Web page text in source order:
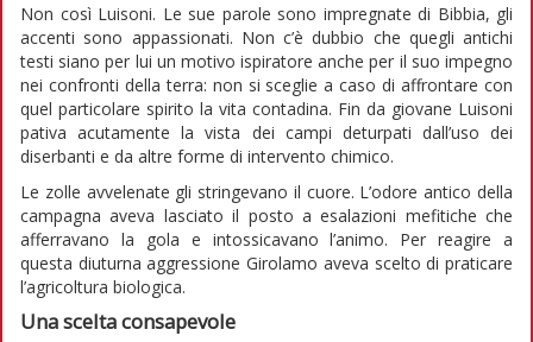
Non così Luisoni. Le sue parole sono impregnate di Bibbia, gli
accenti sono appassionati. Non c’è dubbio che quegli antichi
testi siano per lui un motivo ispiratore anche per il suo impegno
nei confronti della terra: non si sceglie a caso di affrontare con
quel particolare spirito la vita contadina. Fin da giovane Luisoni
pativa acutamente la vista dei campi deturpati dall’uso dei
diserbanti e da altre forme di intervento chimico.
Le zolle avvelenate gli stringevano il cuore. L’odore antico della
campagna aveva lasciato il posto a esalazioni mefitiche che
afferravano la gola e intossicavano l’animo. Per reagire a
questa diuturna aggressione Girolamo aveva scelto di praticare
l’agricoltura biologica.
Una scelta consapevole